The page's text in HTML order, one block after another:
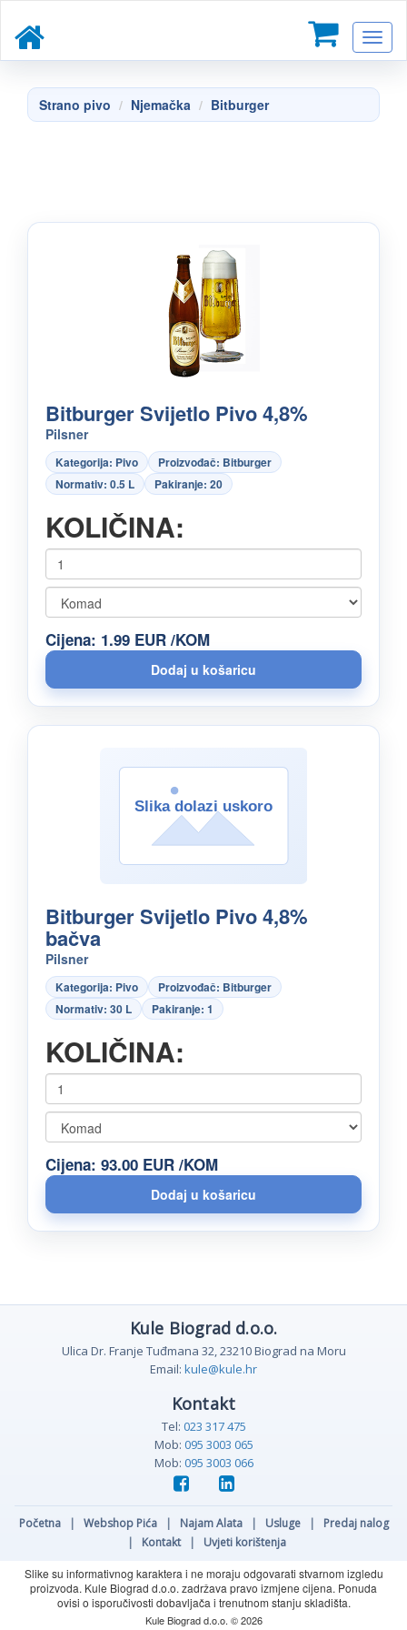
Strano pivo Njemačka Bitburger
Bitburger Svijetlo Pivo 4,8%
Pilsner
Kategorija: Pivo
Proizvođač: Bitburger
Normativ: 0.5 L
Pakiranje: 20
KOLIČINA:
Cijena: 1.99 EUR /KOM
Bitburger Svijetlo Pivo 4,8%
bačva
Pilsner
Kategorija: Pivo
Proizvođač: Bitburger
Normativ: 30 L
Pakiranje: 1
KOLIČINA:
Cijena: 93.00 EUR /KOM
Kule Biograd d.o.o.
Ulica Dr. Franje Tuđmana 32, 23210 Biograd na Moru
Email: kule@kule.hr
Kontakt
Tel: 023 317 475
Mob: 095 3003 065
Mob: 095 3003 066
Početna | Webshop Pića | Najam Alata | Usluge |
Predaj nalog
|
Kontakt |
Uvjeti korištenja
Slike su informativnog karaktera i ne moraju odgovarati stvarnom izgledu
proizvoda. Kule Biograd d.o.o. zadržava pravo izmjene cijena. Ponuda
ovisi o isporučivosti dobavljača i trenutnom stanju skladišta.
Kule Biograd d.o.o. © 2026